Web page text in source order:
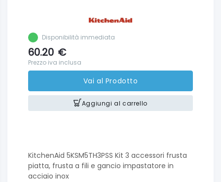
Disponibilità immediata
60.20 €
Prezzo iva inclusa
Vai al Prodotto
Aggiungi al carrello
KitchenAid 5KSM5TH3PSS Kit 3 accessori frusta
piatta, frusta a fili e gancio impastatore in
acciaio inox